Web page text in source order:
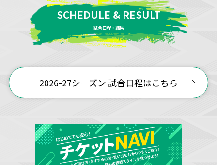
SCHEDULE & RESULT
試合日程・結果
2026-27シーズン 試合日程はこちら